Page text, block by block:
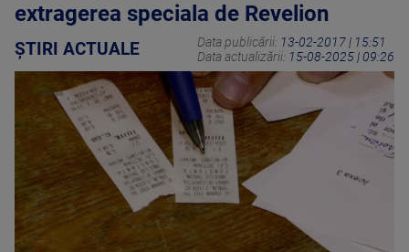
extragerea speciala de Revelion
ȘTIRI ACTUALE Data publicării: 13-02-2017 | 15:51
Data actualizării: 15-08-2025 | 09:26